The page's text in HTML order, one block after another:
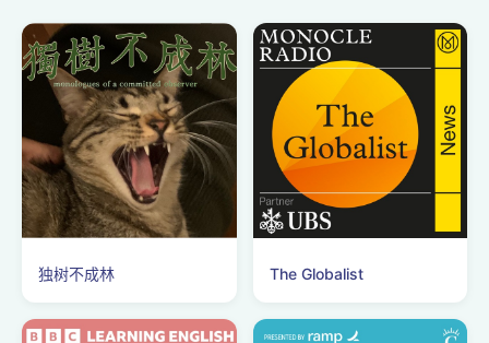
些生活中无可奈何的小事，最
后不动声色地卷起狂风暴雨。
几十...
独树不成林 The Globalist